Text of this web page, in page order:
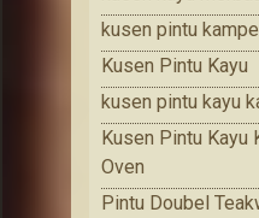
kusen pintu
Kusen Pintu Kayu
kusen pintu kayu
Kusen Pintu Kayu
Oven
Pintu Doubel